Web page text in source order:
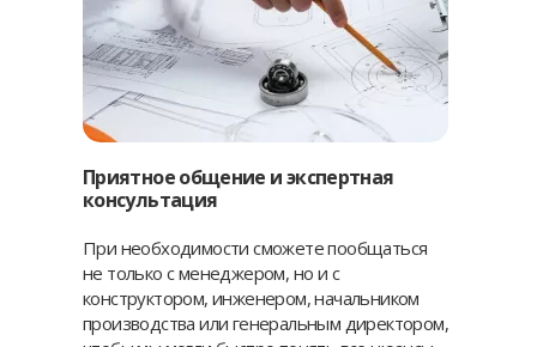
Приятное общение и экспертная
консультация
При необходимости сможете пообщаться
не только с менеджером, но и с
конструктором, инженером, начальником
производства или генеральным директором,